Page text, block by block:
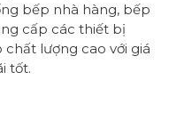
bếp nhà hàng, bếp
cấp các thiết bị
lượng cao với giá
tốt.